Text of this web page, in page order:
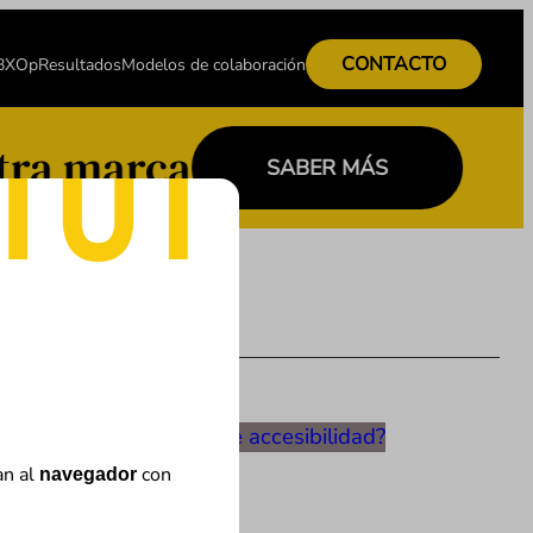
al navegador con
ResultadosModelos de colaboración CONTACTO
SABER MÁS